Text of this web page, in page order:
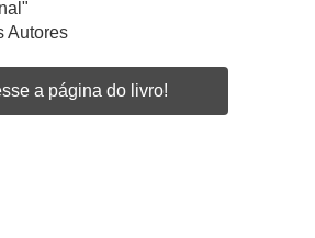
Autores
a página do livro!